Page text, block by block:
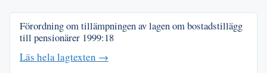
Förordning om tillämpningen av lagen om bostadstillägg
till pensionärer 1999:18
Läs hela lagtexten →